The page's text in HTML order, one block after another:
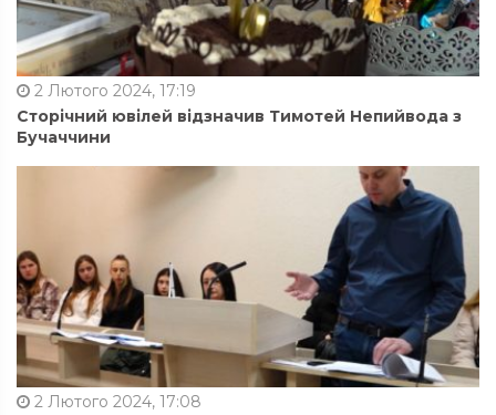
2 Лютого 2024, 17:19
Сторічний ювілей відзначив Тимотей Непийвода з
Бучаччини
2 Лютого 2024, 17:08